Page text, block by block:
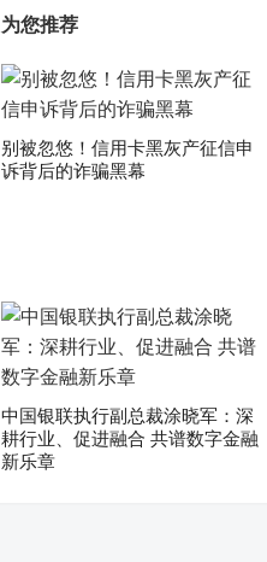
为您推荐
别被忽悠！信用卡黑灰产征信申
诉背后的诈骗黑幕
中国银联执行副总裁涂晓军：深
耕行业、促进融合 共谱数字金融
新乐章